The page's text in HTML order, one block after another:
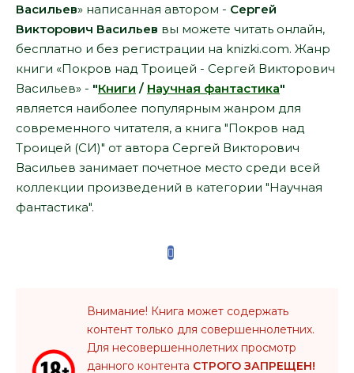
Васильев» написанная автором - Сергей
Викторович Васильев вы можете читать онлайн,
бесплатно и без регистрации на knizki.com. Жанр
книги «Покров над Троицей - Сергей Викторович
Васильев» - "Книги / Научная фантастика"
является наиболее популярным жанром для
современного читателя, а книга "Покров над
Троицей (СИ)" от автора Сергей Викторович
Васильев занимает почетное место среди всей
коллекции произведений в категории "Научная
фантастика".
Внимание! Книга может содержать
контент только для совершеннолетних.
Для несовершеннолетних просмотр
данного контента СТРОГО ЗАПРЕЩЕН!